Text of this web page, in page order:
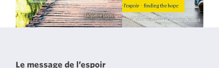
Le message de l’espoir